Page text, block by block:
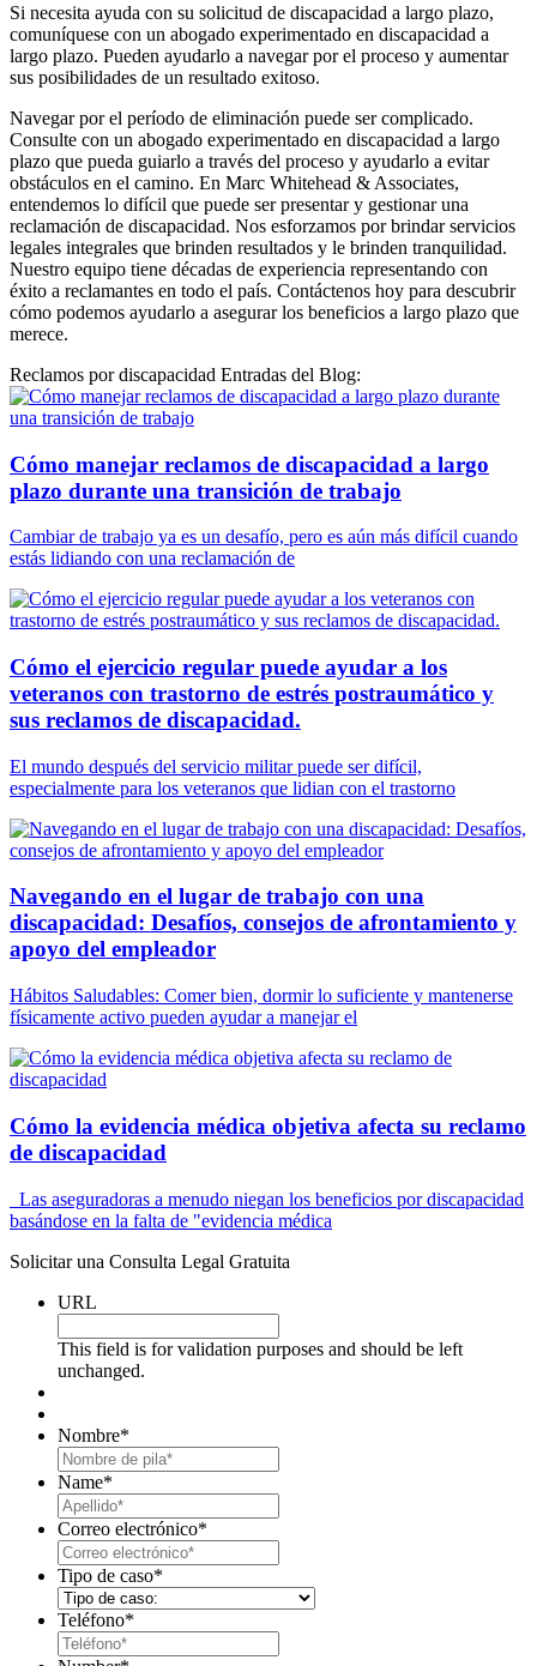
Si necesita ayuda con su solicitud de discapacidad a largo plazo,
comuníquese con un abogado experimentado en discapacidad a
largo plazo. Pueden ayudarlo a navegar por el proceso y aumentar
sus posibilidades de un resultado exitoso.
Navegar por el período de eliminación puede ser complicado.
Consulte con un abogado experimentado en discapacidad a largo
plazo que pueda guiarlo a través del proceso y ayudarlo a evitar
obstáculos en el camino. En Marc Whitehead & Associates,
entendemos lo difícil que puede ser presentar y gestionar una
reclamación de discapacidad. Nos esforzamos por brindar servicios
legales integrales que brinden resultados y le brinden tranquilidad.
Nuestro equipo tiene décadas de experiencia representando con
éxito a reclamantes en todo el país. Contáctenos hoy para descubrir
cómo podemos ayudarlo a asegurar los beneficios a largo plazo que
merece.
Reclamos por discapacidad Entradas del Blog:
Cómo manejar reclamos de discapacidad a largo
plazo durante una transición de trabajo
Cambiar de trabajo ya es un desafío, pero es aún más difícil cuando
estás lidiando con una reclamación de
Cómo el ejercicio regular puede ayudar a los
veteranos con trastorno de estrés postraumático y
sus reclamos de discapacidad.
El mundo después del servicio militar puede ser difícil,
especialmente para los veteranos que lidian con el trastorno
Navegando en el lugar de trabajo con una
discapacidad: Desafíos, consejos de afrontamiento y
apoyo del empleador
Hábitos Saludables: Comer bien, dormir lo suficiente y mantenerse
físicamente activo pueden ayudar a manejar el
Cómo la evidencia médica objetiva afecta su reclamo
de discapacidad
Las aseguradoras a menudo niegan los beneficios por discapacidad
basándose en la falta de "evidencia médica
Solicitar una Consulta Legal Gratuita
URL
This field is for validation purposes and should be left
unchanged.
Nombre*
Name*
Correo electrónico*
Tipo de caso*
Teléfono*